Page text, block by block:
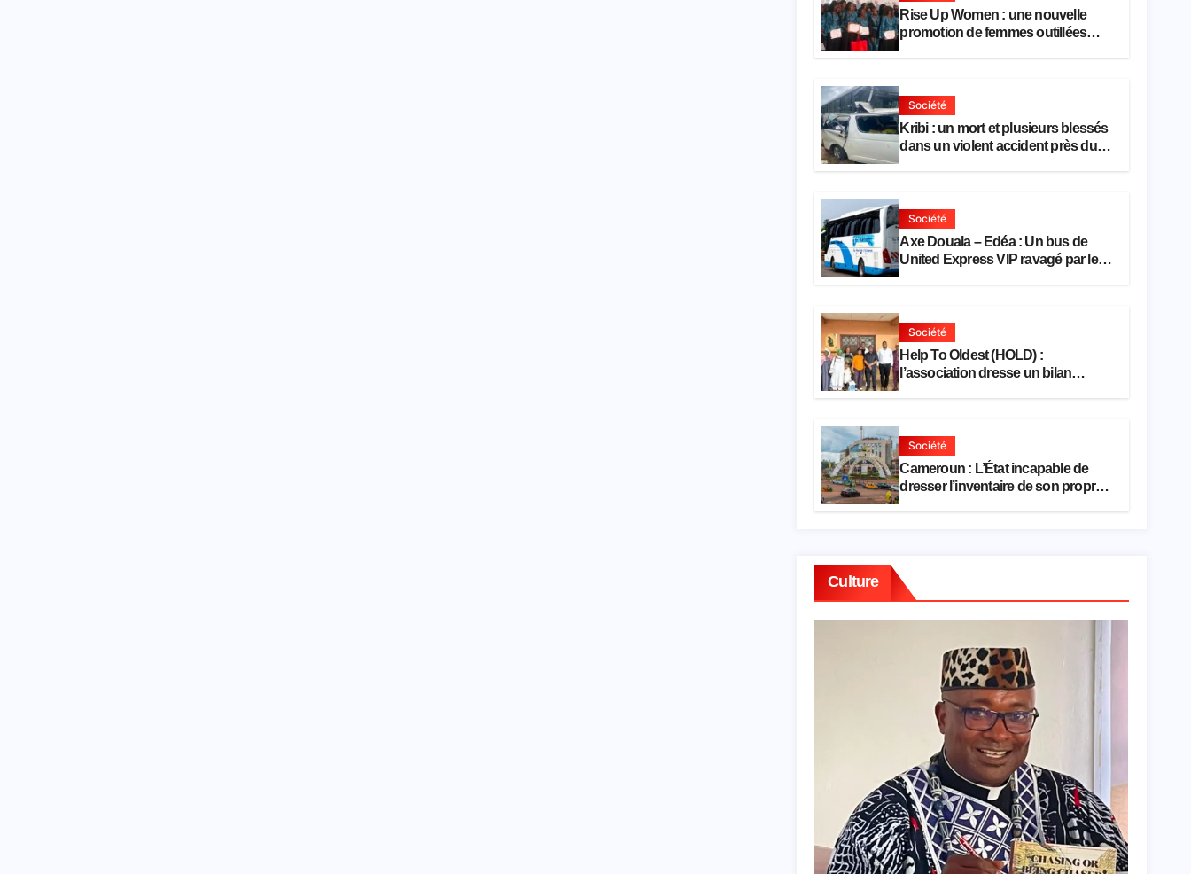
Rise Up Women : une nouvelle
promotion de femmes outillées
Société
Kribi : un mort et plusieurs blessés
dans un violent accident près du
Société
Axe Douala – Edéa : Un bus de
United Express VIP ravagé par les
Société
Help To Oldest (HOLD) :
l’association dresse un bilan
Société
Cameroun : L’État incapable de
dresser l’inventaire de son propre
Culture